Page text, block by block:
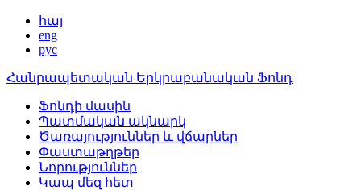
հայ
eng
рус
Հանրապետական Երկրաբանական Ֆոնդ
Ֆոնդի մասին
Պատմական ակնարկ
Ծառայություններ և վճարներ
Փաստաթղթեր
Նորություններ
Կապ մեզ հետ